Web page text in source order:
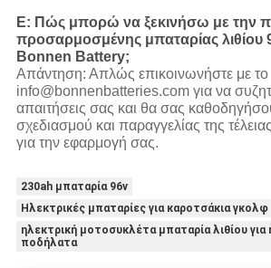
Ε: Πώς μπορώ να ξεκινήσω με την
προσαρμοσμένης μπαταρίας λιθίου
Bonnen Battery;
Απάντηση: Απλώς επικοινωνήστε με το
info@bonnenbatteries.com για να
απαιτήσεις σας και θα σας
σχεδιασμού και παραγγελίας της
για την εφαρμογή σας.
230ah μπαταρία 96v
Ηλεκτρικές μπαταρίες για καροτσάκια γκολφ
ηλεκτρική μοτοσυκλέτα μπαταρία λιθίου για
ποδήλατα